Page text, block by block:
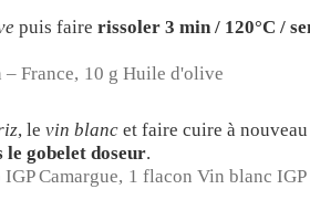
puis fairerissoler 3 min / 120°C /
France, 10 g Huile d'olive
, levin blanc et faire cuire à
le gobelet doseur.
Camargue, 1 flacon Vin blanc IGP